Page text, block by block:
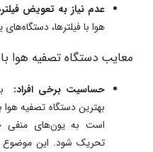
عدم نیاز به تعویض
هوا با فیلترها، دستگاه‌های
معایب دستگاه‌ تصفیه هوا با
حساسیت برخی افراد:
بهترین دستگاه تصفیه هوا
است به یون‌های منفی
تحریک شود. این موضوع